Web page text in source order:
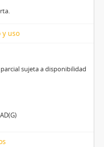
y uso
sujeta a disponibilidad